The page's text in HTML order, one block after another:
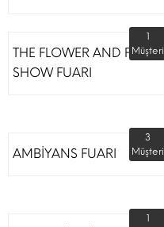
THE FLOWER AND PLANT
SHOW FUARI
1
Müşteri
AMBİYANS FUARI
3
Müşteri
1